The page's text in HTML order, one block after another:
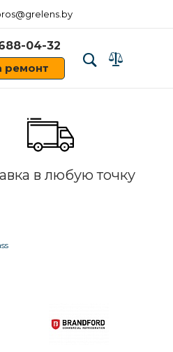
04-32
ремонт
в любую точку